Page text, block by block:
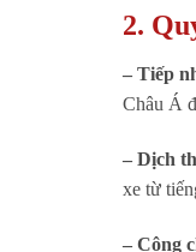
2.
– Tiếp
Châu Á
– Dịch
xe từ
– Công